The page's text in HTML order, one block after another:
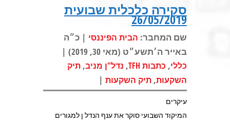
סקירה כלכלית שבועית
26/05/2019
שם המחבר: הבית הפיננסי | כ״ה
באייר ה׳תשע״ט (מאי 30, 2019) |
כללי, כתבות TFH , נדל"ן מניב, תיק
השקעות, תיק השקעות |
עיקרים
המיקוד השבועי סוקר את ענף הנדל ן למגורים